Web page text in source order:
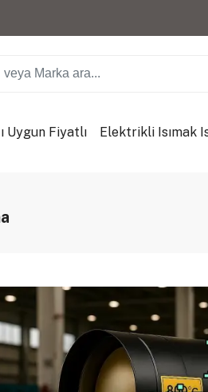
Uygun Fiyatlı Elektrikli Isımak